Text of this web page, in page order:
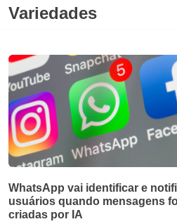
Variedades
WhatsApp vai identificar e
usuários quando mensagens
criadas por IA